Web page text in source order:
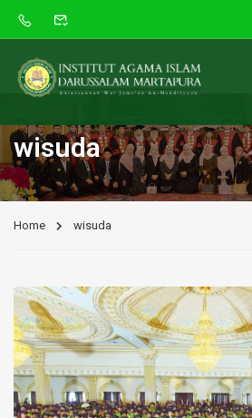
wisuda
Home wisuda